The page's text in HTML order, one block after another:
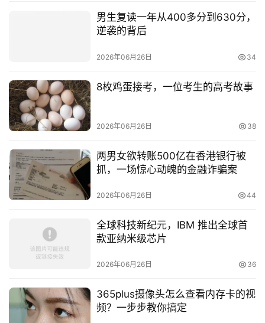
男生复读一年从400多分到630分，
逆袭的背后
2026年06月26日 34
8枚鸡蛋接考，一位考生的高考故事
2026年06月26日 38
两男女欲转账500亿在香港银行被
抓，一场惊心动魄的金融诈骗案
2026年06月26日 44
全球科技新纪元，IBM 推出全球首
款亚纳米级芯片
2026年06月26日 36
365plus摄像头怎么查看内存卡的视
频？一步步教你搞定